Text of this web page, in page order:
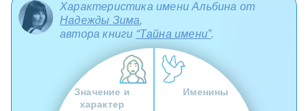
Характеристика имени Альбина от
Надежды Зима,
автора книги “Тайна имени”.
Значение и
характер
Именины